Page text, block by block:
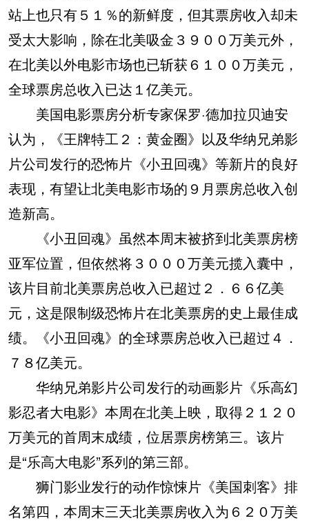
站上也只有５１％的新鲜度，但其票房收入却未
受太大影响，除在北美吸金３９００万美元外，
在北美以外电影市场也已斩获６１００万美元，
全球票房总收入已达１亿美元。
美国电影票房分析专家保罗·德加拉贝迪安
认为，《王牌特工２：黄金圈》以及华纳兄弟影
片公司发行的恐怖片《小丑回魂》等新片的良好
表现，有望让北美电影市场的９月票房总收入创
造新高。
《小丑回魂》虽然本周末被挤到北美票房榜
亚军位置，但依然将３０００万美元揽入囊中，
该片目前北美票房总收入已超过２．６６亿美
元，这是限制级恐怖片在北美票房的史上最佳成
绩。《小丑回魂》的全球票房总收入已超过４．
７８亿美元。
华纳兄弟影片公司发行的动画影片《乐高幻
影忍者大电影》本周在北美上映，取得２１２０
万美元的首周末成绩，位居票房榜第三。该片
是“乐高大电影”系列的第三部。
狮门影业发行的动作惊悚片《美国刺客》排
名第四，本周末三天北美票房收入为６２０万美